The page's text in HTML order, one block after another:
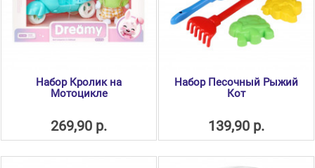
Набор Кролик на
Мотоцикле
269,90 р.
Набор Песочный Рыжий
Кот
139,90 р.